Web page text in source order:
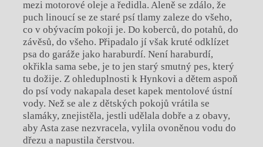
mezi motorové oleje a ředidla. Aleně se zdálo, že
puch linoucí se ze staré psí tlamy zaleze do všeho,
co v obývacím pokoji je. Do koberců, do potahů, do
závěsů, do všeho. Připadalo jí však kruté odklízet
psa do garáže jako haraburdí. Není haraburdí,
okřikla sama sebe, je to jen starý smutný pes, který
tu dožije. Z ohleduplnosti k Hynkovi a dětem aspoň
do psí vody nakapala deset kapek mentolové ústní
vody. Než se ale z dětských pokojů vrátila se
slamáky, znejistěla, jestli udělala dobře a z obavy,
aby Asta zase nezvracela, vylila ovoněnou vodu do
dřezu a napustila čerstvou.